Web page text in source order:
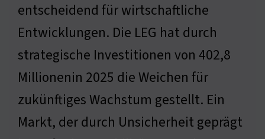
entscheidend für wirtschaftliche
Entwicklungen. Die LEG hat durch
strategische Investitionen von 402,8
Millionenin 2025 die Weichen für
zukünftiges Wachstum gestellt. Ein
Markt, der durch Unsicherheit geprägt